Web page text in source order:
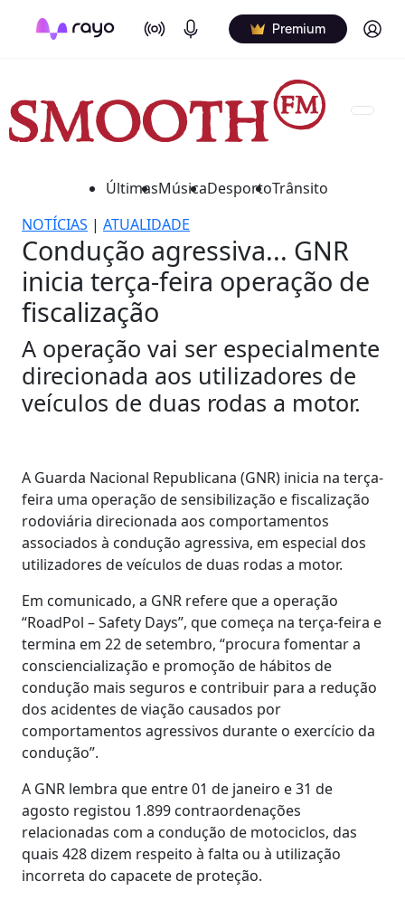
On Air Podcasts Premium Log in
ÚltimasMúsicaDesportoTrânsito
NOTÍCIAS | ATUALIDADE
Condução agressiva... GNR
inicia terça-feira operação de
fiscalização
A operação vai ser especialmente
direcionada aos utilizadores de
veículos de duas rodas a motor.
A Guarda Nacional Republicana (GNR) inicia na terça-
feira uma operação de sensibilização e fiscalização
rodoviária direcionada aos comportamentos
associados à condução agressiva, em especial dos
utilizadores de veículos de duas rodas a motor.
Em comunicado, a GNR refere que a operação
“RoadPol – Safety Days”, que começa na terça-feira e
termina em 22 de setembro, “procura fomentar a
consciencialização e promoção de hábitos de
condução mais seguros e contribuir para a redução
dos acidentes de viação causados por
comportamentos agressivos durante o exercício da
condução”.
A GNR lembra que entre 01 de janeiro e 31 de
agosto registou 1.899 contraordenações
relacionadas com a condução de motociclos, das
quais 428 dizem respeito à falta ou à utilização
incorreta do capacete de proteção.